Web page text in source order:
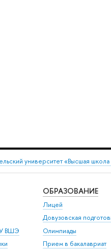
университет «Высшая
ВШЭ
ОБРАЗОВАНИЕ
Лицей
Довузовская
Олимпиады
Прием в бакалавриат